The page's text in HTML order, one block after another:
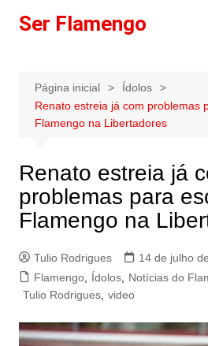
paraSer Flamengo
Página inicial
Ídolos
Renato estreia já com problemas
Flamengo na Libertadores
Renato estreia já
problemas para
Flamengo na
Tulio Rodrigues
14 de julho
Flamengo, Ídolos, Notícias do
Tulio Rodrigues, video